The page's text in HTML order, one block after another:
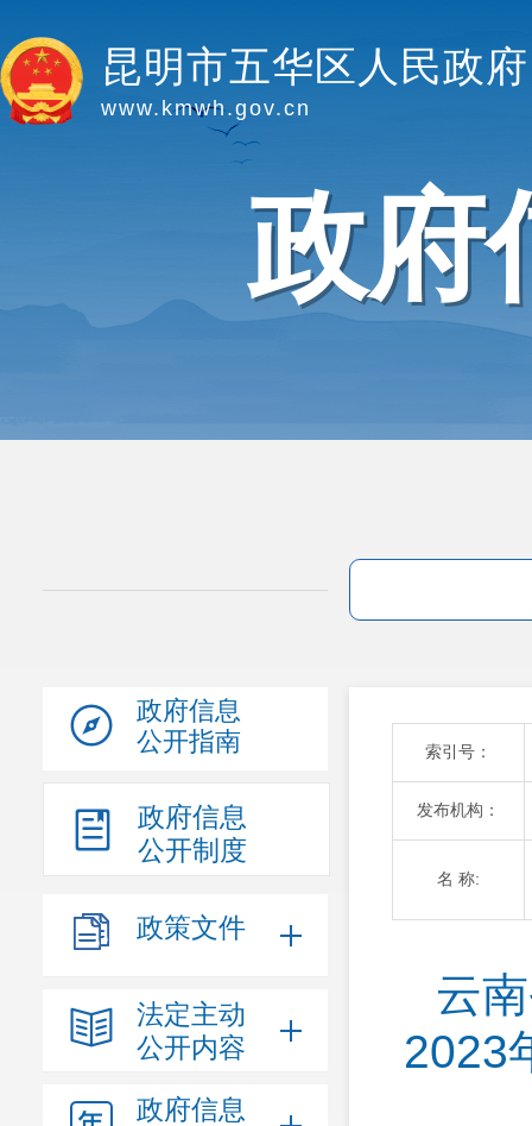
昆明市五华区人民政府
www.kmwh.gov.cn
政府
政府信息
公开指南
政府信息
公开制度
政策文件
法定主动
公开内容
政府信息
索引号：
发布机构：
名 称:
云
2023